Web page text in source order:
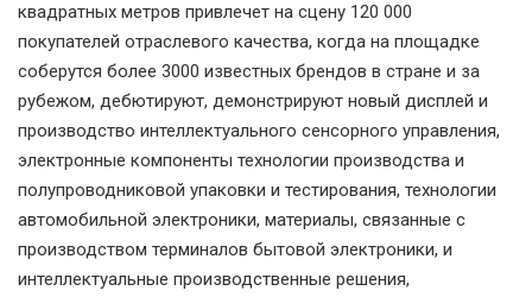
квадратных метров привлечет на сцену 120 000
покупателей отраслевого качества, когда на площадке
соберутся более 3000 известных брендов в стране и за
рубежом, дебютируют, демонстрируют новый дисплей и
производство интеллектуального сенсорного управления,
электронные компоненты технологии производства и
полупроводниковой упаковки и тестирования, технологии
автомобильной электроники, материалы, связанные с
производством терминалов бытовой электроники, и
интеллектуальные производственные решения,